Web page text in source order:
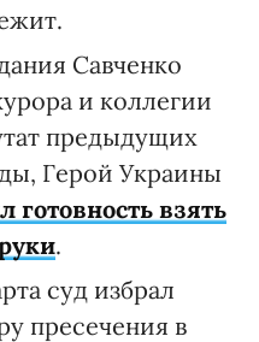
Савченко
и коллегии
предыдущих
Герой Украины
взять
.
суд избрал
пресечения в